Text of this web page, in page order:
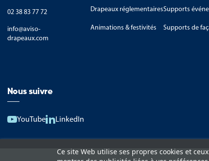
02 38 83 77 72
info@aviso-
drapeaux.com
Drapeaux réglementaires
Animations & festivités
Supports
Supports de
Ce site Web utilise ses propres cookies et
Nous suivre
YouTube LinkedIn